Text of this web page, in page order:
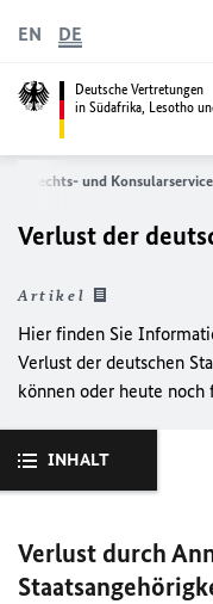
Deutsche Vertretungen
in Südafrika, Lesotho
EN DE
Rechts- und Konsularservice
Verlust der
Artikel
Hier finden Sie
Verlust der deutschen
können oder heute noch
INHALT
Verlust durch